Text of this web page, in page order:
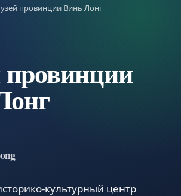
провинции Винь Лонг
культурный центр